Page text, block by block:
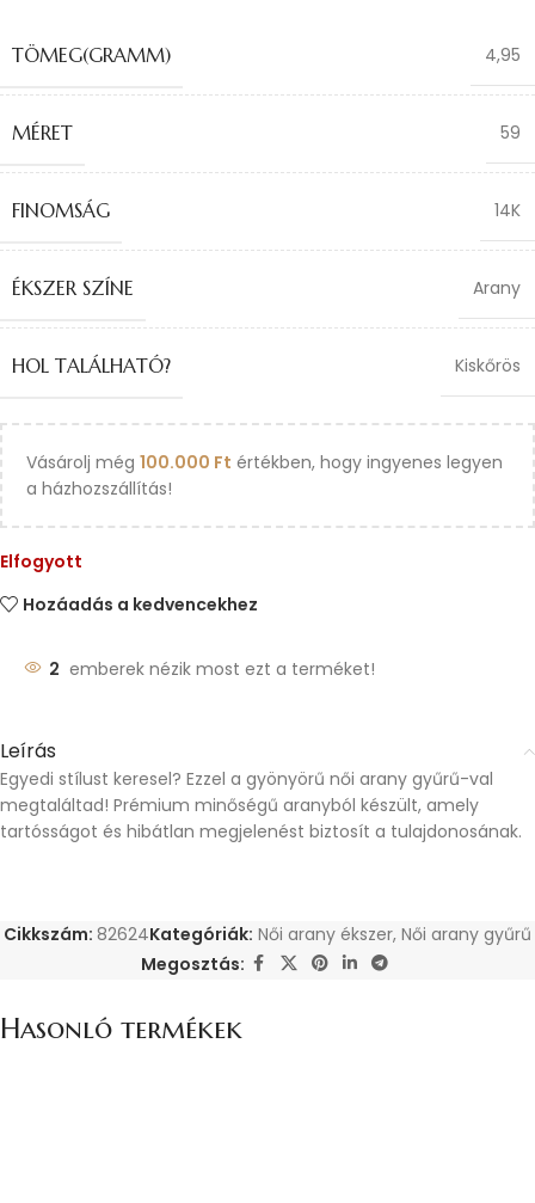
TÖMEG(GRAMM) 4,95
MÉRET 59
FINOMSÁG 14K
ÉKSZER SZÍNE Arany
HOL TALÁLHATÓ? Kiskőrös
Vásárolj még 100.000 Ft értékben, hogy ingyenes legyen
a házhozszállítás!
Elfogyott
Hozáadás a kedvencekhez
2 emberek nézik most ezt a terméket!
Leírás
Egyedi stílust keresel? Ezzel a gyönyörű női arany gyűrű-val
megtaláltad! Prémium minőségű aranyból készült, amely
tartósságot és hibátlan megjelenést biztosít a tulajdonosának.
Cikkszám: 82624Kategóriák: Női arany ékszer, Női arany gyűrű
Megosztás:
Hasonló termékek